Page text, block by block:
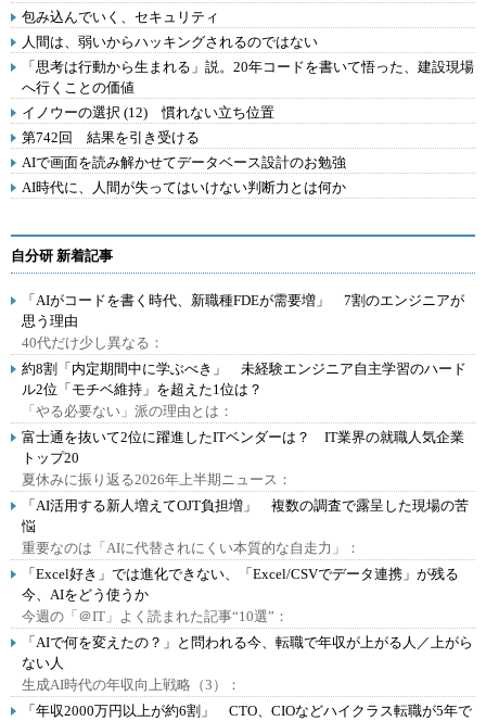
包み込んでいく、セキュリティ
人間は、弱いからハッキングされるのではない
「思考は行動から生まれる」説。20年コードを書いて悟った、建設現場
へ行くことの価値
イノウーの選択 (12) 慣れない立ち位置
第742回 結果を引き受ける
AIで画面を読み解かせてデータベース設計のお勉強
AI時代に、人間が失ってはいけない判断力とは何か
自分研 新着記事
「AIがコードを書く時代、新職種FDEが需要増」 7割のエンジニアが
思う理由
40代だけ少し異なる：
約8割「内定期間中に学ぶべき」 未経験エンジニア自主学習のハード
ル2位「モチベ維持」を超えた1位は？
「やる必要ない」派の理由とは：
富士通を抜いて2位に躍進したITベンダーは？ IT業界の就職人気企業
トップ20
夏休みに振り返る2026年上半期ニュース：
「AI活用する新人増えてOJT負担増」 複数の調査で露呈した現場の苦
悩
重要なのは「AIに代替されにくい本質的な自走力」：
「Excel好き」では進化できない、「Excel/CSVでデータ連携」が残る
今、AIをどう使うか
今週の「＠IT」よく読まれた記事“10選”：
「AIで何を変えたの？」と問われる今、転職で年収が上がる人／上がら
ない人
生成AI時代の年収向上戦略（3）：
「年収2000万円以上が約6割」 CTO、CIOなどハイクラス転職が5年で